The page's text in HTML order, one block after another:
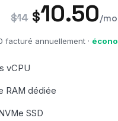
$14 $10.50/
facturé annuellement ·
vCPU
RAM dédiée
SSD